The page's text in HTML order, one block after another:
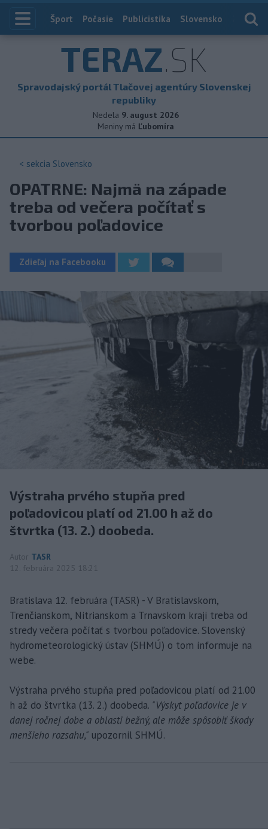
Index
Šport Počasie Publicistika Slovensko
TERAZ.SK
Spravodajský portál Tlačovej agentúry Slovenskej
republiky
Nedela 9. august 2026
Meniny má Ľubomíra
< sekcia Slovensko
OPATRNE: Najmä na západe
treba od večera počítať s
tvorbou poľadovice
Zdieľaj na Facebooku
Výstraha prvého stupňa pred
poľadovicou platí od 21.00 h až do
štvrtka (13. 2.) doobeda.
Autor TASR
12. februára 2025 18:21
Bratislava 12. februára (TASR) - V Bratislavskom,
Trenčianskom, Nitrianskom a Trnavskom kraji treba od
stredy večera počítať s tvorbou poľadovice. Slovenský
hydrometeorologický ústav (SHMÚ) o tom informuje na
webe.
Výstraha prvého stupňa pred poľadovicou platí od 21.00
h až do štvrtka (13. 2.) doobeda. "Výskyt poľadovice je v
danej ročnej dobe a oblasti bežný, ale môže spôsobiť škody
menšieho rozsahu," upozornil SHMÚ.